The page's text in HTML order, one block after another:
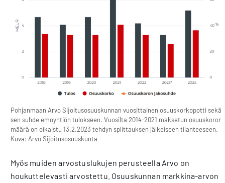
Pohjanmaan Arvo Sijoitusosuuskunnan vuosittainen osuuskorkopotti sekä
sen suhde emoyhtiön tulokseen. Vuosilta 2014-2021 maksetun osuuskoron
määrä on oikaistu 13.2.2023 tehdyn splittauksen jälkeiseen tilanteeseen.
Kuva: Arvo Sijoitusosuuskunta
Myös muiden arvostuslukujen perusteella Arvo on
houkuttelevasti arvostettu. Osuuskunnan markkina-arvon